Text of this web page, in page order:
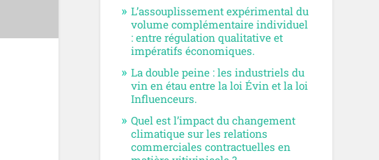
L’assouplissement expérimental du
volume complémentaire individuel
: entre régulation qualitative et
impératifs économiques.
La double peine : les industriels du
vin en étau entre la loi Évin et la loi
Influenceurs.
Quel est l’impact du changement
climatique sur les relations
commerciales contractuelles en